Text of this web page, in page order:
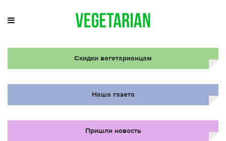
Скидки вегетарианцам
Наша газета
Пришли новость